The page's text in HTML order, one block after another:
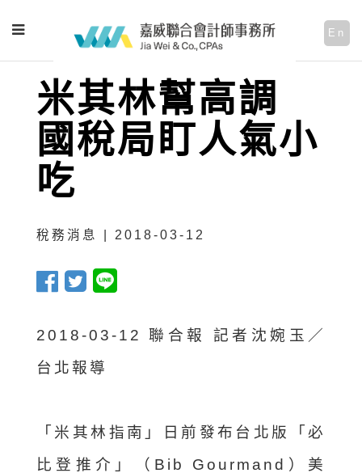
En
米其林幫高調
國稅局盯人氣小
吃
稅務消息 | 2018-03-12
2018-03-12 聯合報 記者沈婉玉／
台北報導
「米其林指南」日前發布台北版「必
比登推介」（Bib Gourmand）美